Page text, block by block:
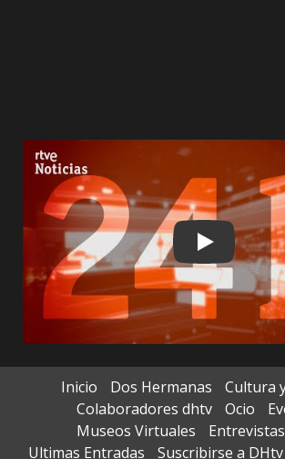
Play
Inicio Dos Hermanas
Cultura
Colaboradores dhtv
Ocio
Museos Virtuales
Ultimas Entradas
Suscribirse a